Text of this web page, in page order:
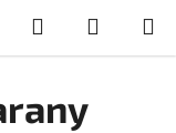
Keresés KOSÁR